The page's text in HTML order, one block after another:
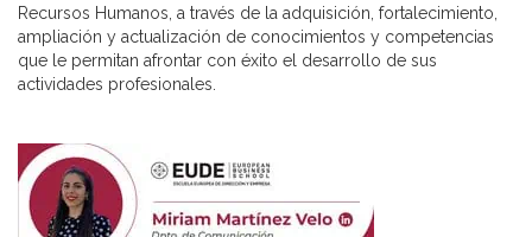
Recursos Humanos, a través de la adquisición, fortalecimiento,
ampliación y actualización de conocimientos y competencias
que le permitan afrontar con éxito el desarrollo de sus
actividades profesionales.